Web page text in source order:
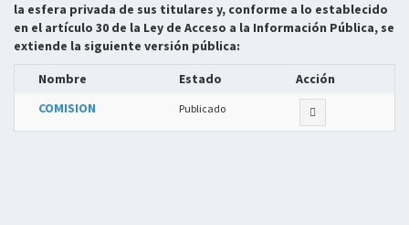
la esfera privada de sus titulares y, conforme a lo establecido
en el artículo 30 de la Ley de Acceso a la Información Pública, se
extiende la siguiente versión pública:
Nombre
Estado
Acción
COMISION
Publicado